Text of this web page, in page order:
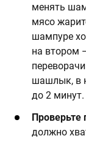
менять
мясо
шампуре
на втором
шашлык, в
до 2 минут.
Проверьте
должно